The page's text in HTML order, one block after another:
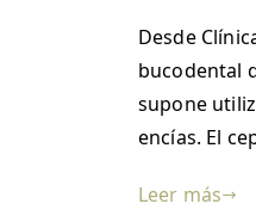
Desde
bucodental
supone
encías. El
Leer más